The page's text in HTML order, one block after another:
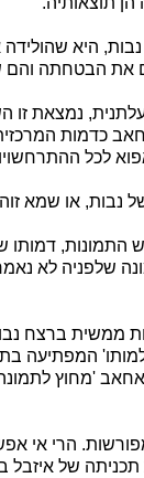
נבות, היא
את הבטחתה
נמצאת
כדמות
לכל
נבות, או שמא
התמונות,
שלפניה לא
ממשית ברצח
המפתיעה
'מחוץ
הרי אי
של איזבל